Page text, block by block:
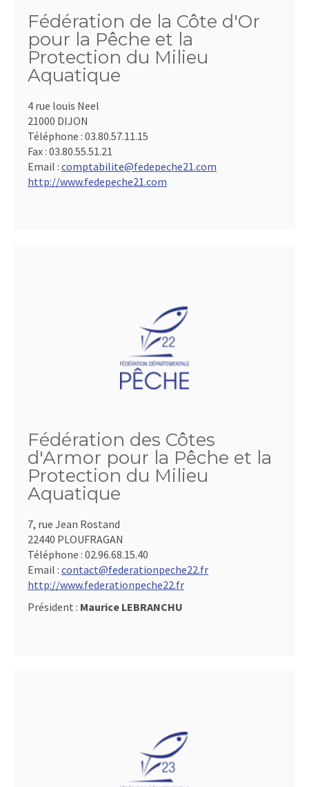
Fédération de la Côte d'Or
pour la Pêche et la
Protection du Milieu
Aquatique
4 rue louis Neel
21000 DIJON
Téléphone : 03.80.57.11.15
Fax : 03.80.55.51.21
Email : comptabilite@fedepeche21.com
http://www.fedepeche21.com
Fédération des Côtes
d'Armor pour la Pêche et la
Protection du Milieu
Aquatique
7, rue Jean Rostand
22440 PLOUFRAGAN
Téléphone : 02.96.68.15.40
Email : contact@federationpeche22.fr
http://www.federationpeche22.fr
Président : Maurice LEBRANCHU